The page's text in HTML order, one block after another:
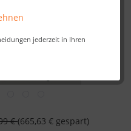
jederzeit in Ihren
€(665,63 € gespart)